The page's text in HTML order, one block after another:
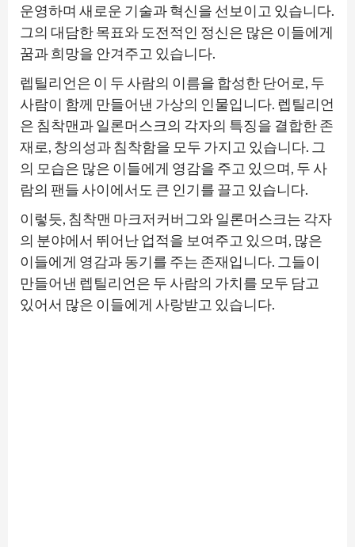
운영하며 새로운 기술과 혁신을 선보이고 있습니다.
그의 대담한 목표와 도전적인 정신은 많은 이들에게
꿈과 희망을 안겨주고 있습니다.
렙틸리언은 이 두 사람의 이름을 합성한 단어로, 두
사람이 함께 만들어낸 가상의 인물입니다. 렙틸리언
은 침착맨과 일론머스크의 각자의 특징을 결합한 존
재로, 창의성과 침착함을 모두 가지고 있습니다. 그
의 모습은 많은 이들에게 영감을 주고 있으며, 두 사
람의 팬들 사이에서도 큰 인기를 끌고 있습니다.
이렇듯, 침착맨 마크저커버그와 일론머스크는 각자
의 분야에서 뛰어난 업적을 보여주고 있으며, 많은
이들에게 영감과 동기를 주는 존재입니다. 그들이
만들어낸 렙틸리언은 두 사람의 가치를 모두 담고
있어서 많은 이들에게 사랑받고 있습니다.